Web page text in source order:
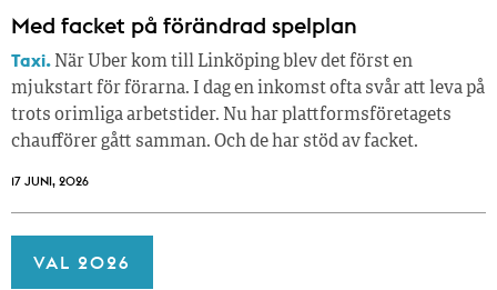
Med facket på förändrad spelplan
Taxi. När Uber kom till Linköping blev det först en
mjukstart för förarna. I dag en inkomst ofta svår att leva på
trots orimliga arbetstider. Nu har plattformsföretagets
chaufförer gått samman. Och de har stöd av facket.
17 JUNI, 2026
VAL 2026